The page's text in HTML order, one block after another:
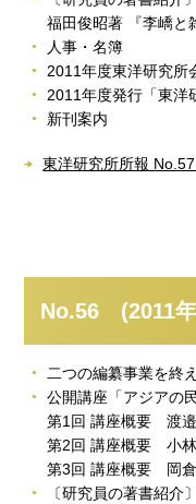
福田俊昭著 『李嶠と
人事・名簿
2011年度東洋研究所
2011年度発行「東洋
新刊案内
東洋研究所所報 No.57
No.56 (2011
二つの編纂事業を終
公開講座「アジアの
第1回 講座概要 渡
第2回 講座概要 小
第3回 講座概要 岡
〔研究員の著書紹介